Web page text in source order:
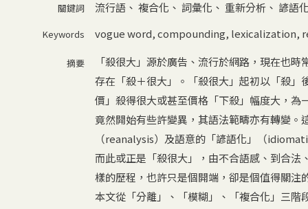
關鍵詞 流行語、 複合化 、 詞彙化 、 重新分析、 諺語
Keywords vogue word,compounding, lexicalization,
摘要
「殺很大」源於廣告、流行於網路，現在也
存在「殺＋很大」。「殺很大」起初以「殺
價」殺得很大或甚至價格「下殺」幅度大，
竟然開始有些許變異，其語法範疇亦有轉變
（reanalysis）及語意的「諺語化」（
而此或正是「殺很大」，由不合語感、到合
樣的歷程，也許只是個開端，卻是個值得關注
本文從「分離」、「模糊」、「複合化」三